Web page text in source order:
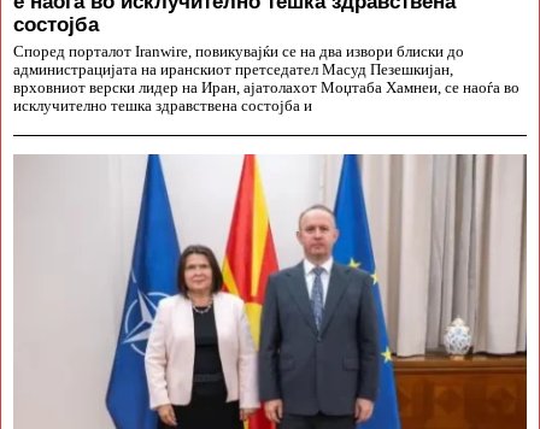
состојба
Според порталот Iranwire, повикувајќи се на два извори блиски до
администрацијата на иранскиот претседател Масуд Пезешкијан,
врховниот верски лидер на Иран, ајатолахот Моџтаба Хамнеи, се наоѓа во
исклучително тешка здравствена состојба и